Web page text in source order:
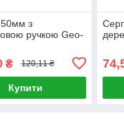
з
ручкою Geo-
₴ 120,11 ₴
Купити